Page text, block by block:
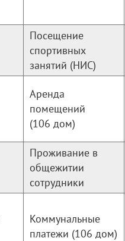
Посещение
спортивных
занятий (НИС)
Аренда
помещений
(106 дом)
Проживание в
общежитии
сотрудники
Коммунальные
платежи (106 дом)